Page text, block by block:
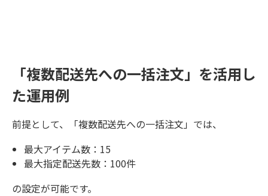
「複数配送先への一括注文」を活用し
た運用例
前提として、「複数配送先への一括注文」では、
最大アイテム数：15
最大指定配送先数：100件
の設定が可能です。